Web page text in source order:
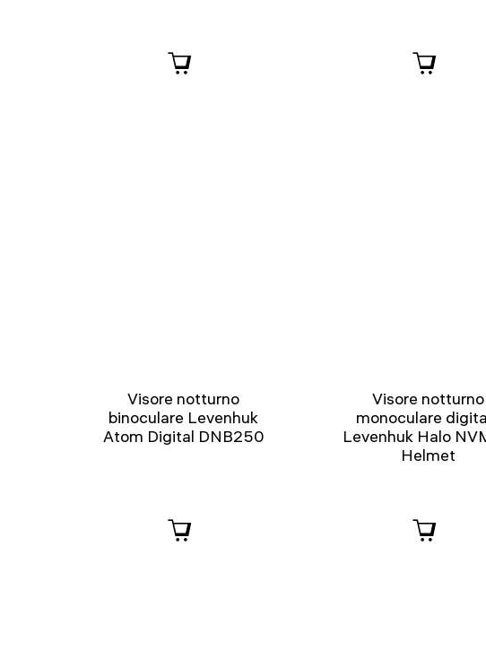
Visore notturno
binoculare Levenhuk
Atom Digital DNB250
Visore notturno
monoculare
Levenhuk Halo
Helmet